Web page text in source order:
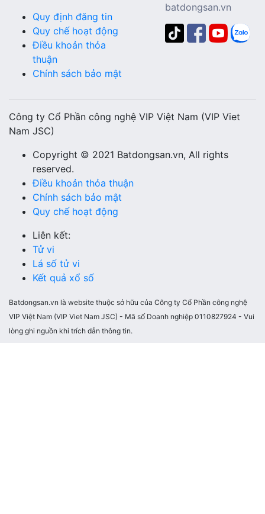
Quy định đăng tin
Quy chế hoạt động
Điều khoản thỏa
thuận
Chính sách bảo mật
batdongsan.vn
Công ty Cổ Phần công nghệ VIP Việt Nam (VIP Viet
Nam JSC)
Copyright © 2021 Batdongsan.vn, All rights
reserved.
Điều khoản thỏa thuận
Chính sách bảo mật
Quy chế hoạt động
Liên kết:
Tử vi
Lá số tử vi
Kết quả xổ số
Batdongsan.vn là website thuộc sở hữu của Công ty Cổ Phần công nghệ
VIP Việt Nam (VIP Viet Nam JSC) - Mã số Doanh nghiệp 0110827924 - Vui
lòng ghi nguồn khi trích dẫn thông tin.